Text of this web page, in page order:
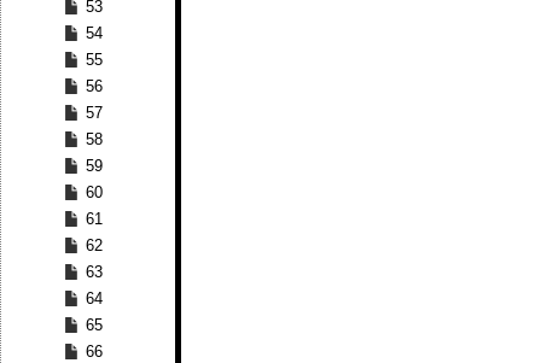
53
54
55
56
57
58
59
60
61
62
63
64
65
66